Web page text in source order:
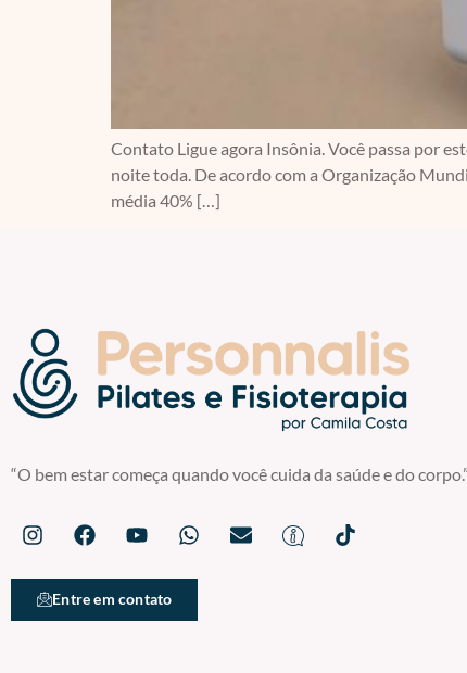
Contato Ligue agora Insônia. Você passa por
noite toda. De acordo com a Organização
média 40% […]
“O bem estar começa quando você cuida da saúde e do corpo.”
Entre em contato